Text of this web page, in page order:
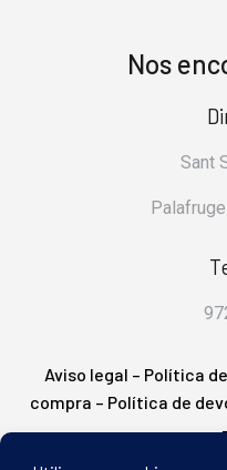
Nos
Sant
Aviso legal – Política
compra – Política de